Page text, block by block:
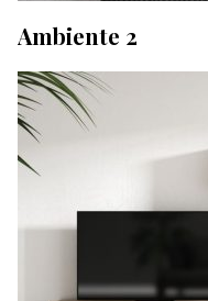
Ambiente 2